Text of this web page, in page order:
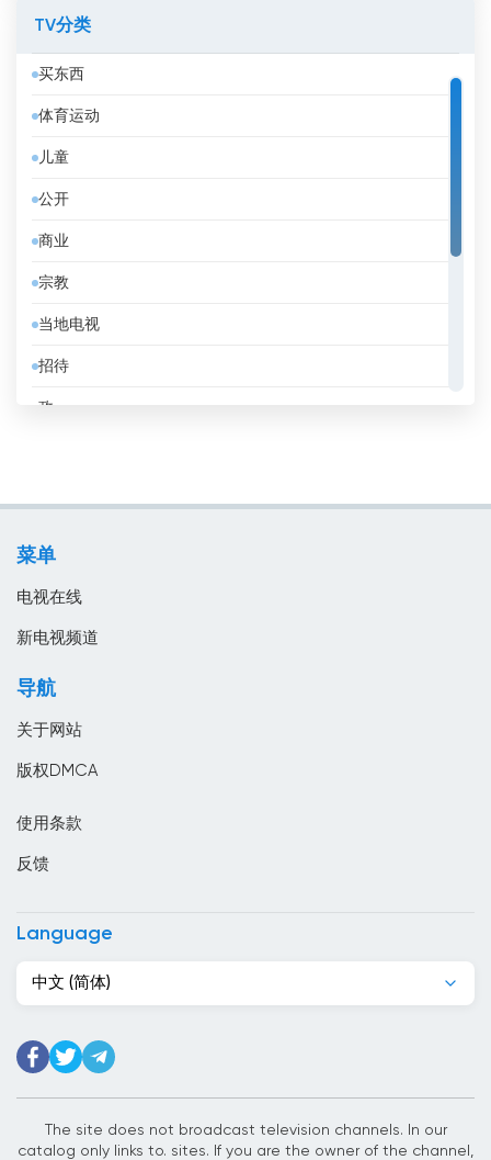
伊拉克库尔德斯坦
伊朗
伯利兹
佛得角
俄罗斯
保加利亚
克罗地亚
冰岛
危地马拉
吉布提
哥伦比亚
TV分类
买东西
体育运动
儿童
公开
商业
宗教
当地电视
招待
政
菜单
电视在线
新电视频道
导航
关于网站
版权DMCA
使用条款
反馈
Language
中文 (简体)
The site does not broadcast television channels. In our
catalog only links to. sites. If you are the owner of the channel,